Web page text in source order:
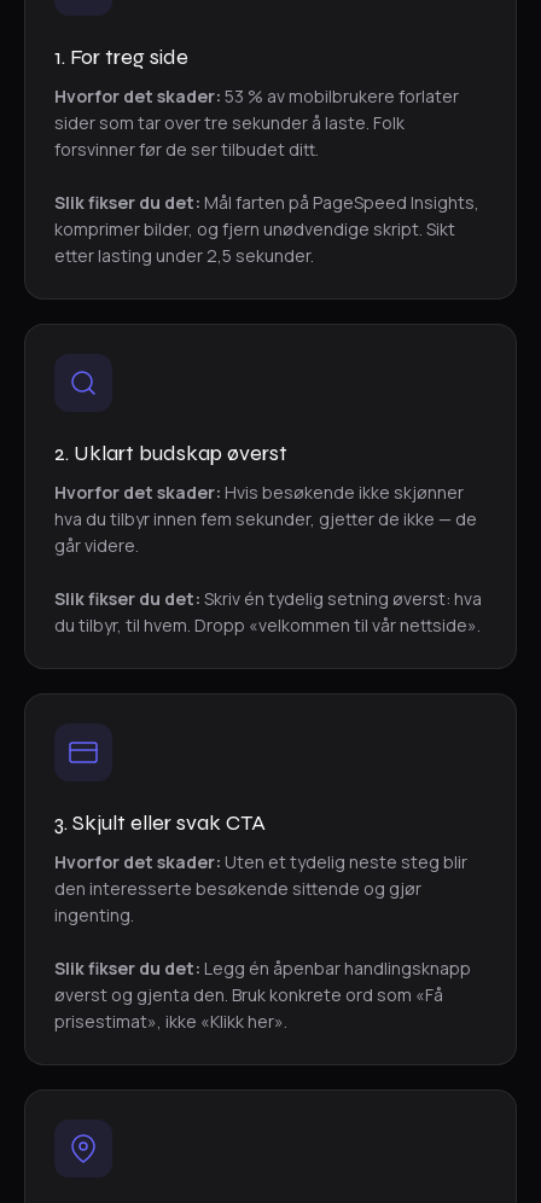
1. For treg side
Hvorfor det skader: 53 % av mobilbrukere forlater
sider som tar over tre sekunder å laste. Folk
forsvinner før de ser tilbudet ditt.
Slik fikser du det: Mål farten på PageSpeed Insights,
komprimer bilder, og fjern unødvendige skript. Sikt
etter lasting under 2,5 sekunder.
2. Uklart budskap øverst
Hvorfor det skader: Hvis besøkende ikke skjønner
hva du tilbyr innen fem sekunder, gjetter de ikke — de
går videre.
Slik fikser du det: Skriv én tydelig setning øverst: hva
du tilbyr, til hvem. Dropp «velkommen til vår nettside».
3. Skjult eller svak CTA
Hvorfor det skader: Uten et tydelig neste steg blir
den interesserte besøkende sittende og gjør
ingenting.
Slik fikser du det: Legg én åpenbar handlingsknapp
øverst og gjenta den. Bruk konkrete ord som «Få
prisestimat», ikke «Klikk her».